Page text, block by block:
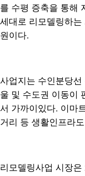
를 수평 증축을 통해
세대로 리모델링하
원이다.
사업지는 수인분당선
울 및 수도권 이동이
서 가까이있다. 이마
거리 등 생활인프라
리모델링사업 시장